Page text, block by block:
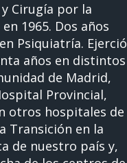
Cirugía por la
1965. Dos años
Psiquiatría. Ejerció
años en distintos
de Madrid,
Provincial,
otros hospitales de
Transición en la
de nuestro país y,